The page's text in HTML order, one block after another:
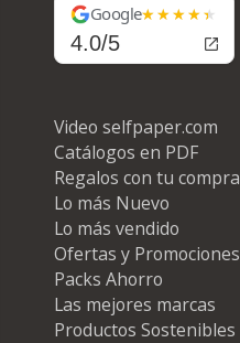
Google
4.0/5
Video selfpaper.com
Catálogos en PDF
Regalos con tu compra
Lo más Nuevo
Lo más vendido
Ofertas y Promociones
Packs Ahorro
Las mejores marcas
Productos Sostenibles